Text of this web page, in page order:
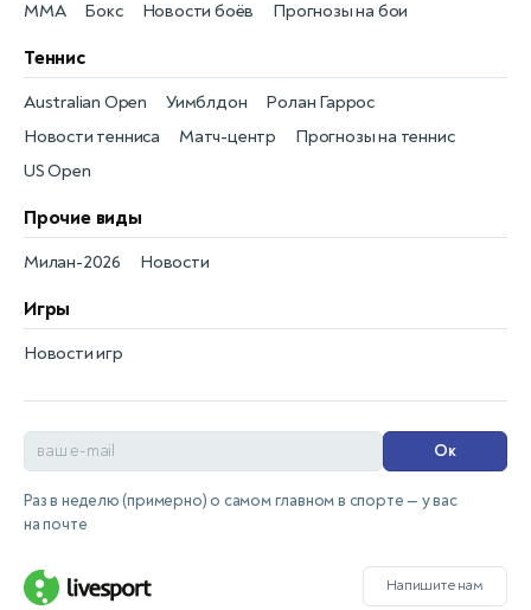
Новости боёв
MMA Прогнозы на бои
Бокс
Теннис
Новости тенниса
Australian Open
Матч-центр
Уимблдон
Прогнозы на теннис
Ролан Гаррос
US Open
Прочие виды
Новости
Милан-2026
Игры
Новости игр
Ок
Раз в неделю (примерно) о самом главном в спорте — у вас
на почте
Напишите нам